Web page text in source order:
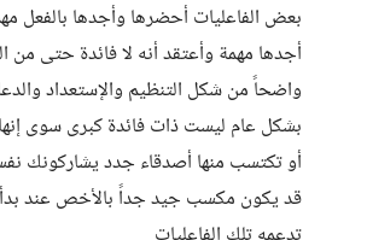
بعض الفاعليات أحضرها وأجدها بالفعل
أجدها مهمة وأعتقد أنه لا فائدة حتى من
واضحاً من شكل التنظيم والإستعداد
بشكل عام ليست ذات فائدة كبرى سوى
أو تكتسب منها أصدقاء جدد يشاركونك
قد يكون مكسب جيد جداً بالأخص عند